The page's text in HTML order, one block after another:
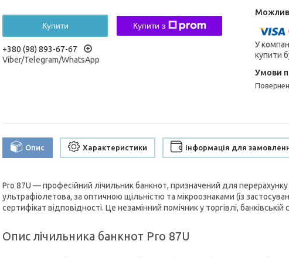
Купити Купити з
+380 (98) 893-67-67
Viber/Telegram/WhatsApp
У
купити
Опис Характеристики Інформація для
Pro 87U — професійний лічильник банкнот, призначений для
ультрафіолетова, за оптичною щільністю та мікроознаками (із
сертифікат відповідності. Це незамінний помічник у торгівлі, банківській
Опис лічильника банкнот Pro 87U